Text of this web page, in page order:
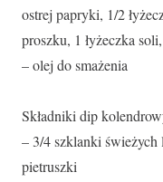
ostrej papryki, 1/2
proszku, 1 łyżeczka
– olej do smażenia
Składniki dip
– 3/4 szklanki
pietruszki